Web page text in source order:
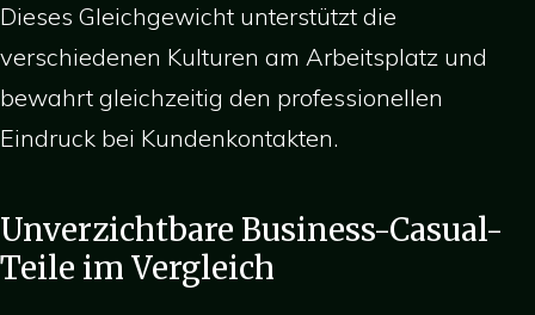
Dieses Gleichgewicht unterstützt die
verschiedenen Kulturen am Arbeitsplatz und
bewahrt gleichzeitig den professionellen
Eindruck bei Kundenkontakten.
Unverzichtbare Business-Casual-
Teile im Vergleich